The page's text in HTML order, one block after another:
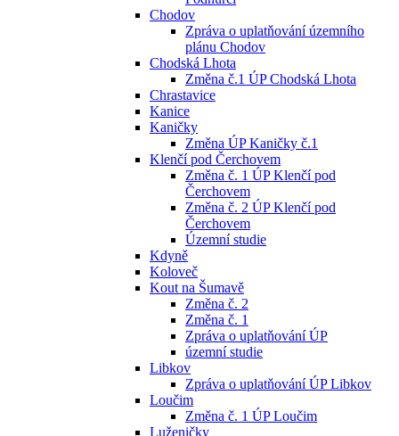
Chodov
Zpráva o uplatňování územního
plánu Chodov
Chodská Lhota
Změna č.1 ÚP Chodská Lhota
Chrastavice
Kanice
Kaničky
Změna ÚP Kaničky č.1
Klenčí pod Čerchovem
Změna č. 1 ÚP Klenčí pod
Čerchovem
Změna č. 2 ÚP Klenčí pod
Čerchovem
Územní studie
Kdyně
Koloveč
Kout na Šumavě
Změna č. 2
Změna č. 1
Zpráva o uplatňování ÚP
územní studie
Libkov
Zpráva o uplatňování ÚP Libkov
Loučim
Změna č. 1 ÚP Loučim
Luženičky